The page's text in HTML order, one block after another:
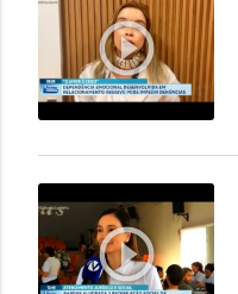
play_circle_outline
play_circle_outline